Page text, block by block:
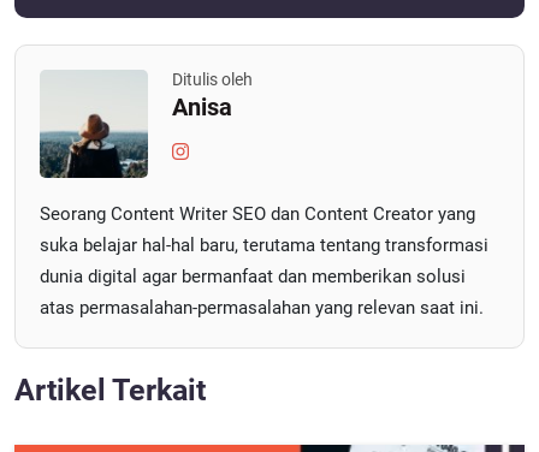
Ditulis oleh
Anisa
Seorang Content Writer SEO dan Content Creator yang
suka belajar hal-hal baru, terutama tentang transformasi
dunia digital agar bermanfaat dan memberikan solusi
atas permasalahan-permasalahan yang relevan saat ini.
Artikel Terkait